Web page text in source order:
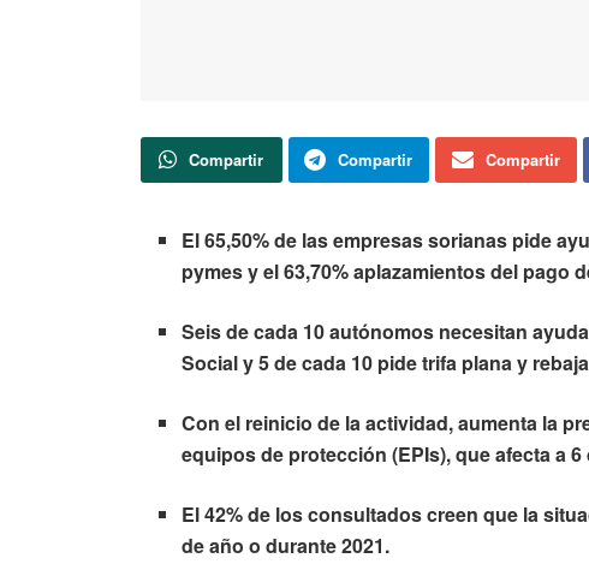
Compartir Compartir Compartir
El 65,50% de las empresas sorianas pide
pymes y el 63,70% aplazamientos del pago
Seis de cada 10 autónomos necesitan
Social y 5 de cada 10 pide trifa plana y
Con el reinicio de la actividad, aumenta la
equipos de protección (EPIs), que afecta a
El 42% de los consultados creen que la
de año o durante 2021.